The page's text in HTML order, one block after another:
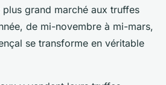
grand marché aux truffes
de mi-novembre à mi-mars,
se transforme en véritable